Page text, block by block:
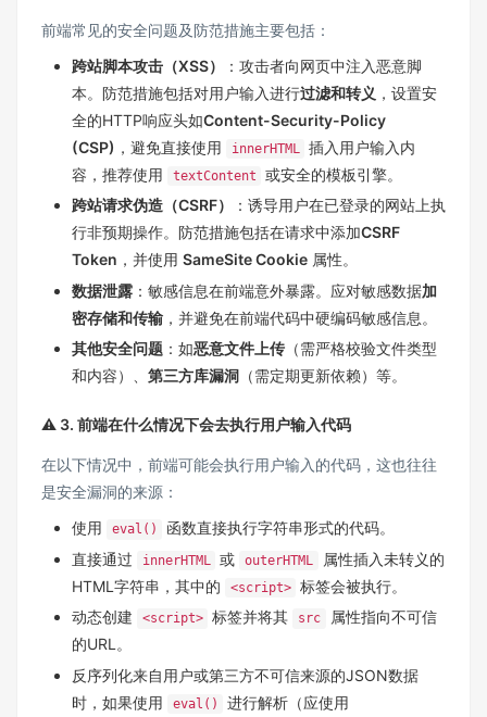
前端常见的安全问题及防范措施主要包括：
跨站脚本攻击（XSS）
：攻击者向网页中注入恶意脚
本。防范措施包括对用户输入进行过滤和转义 ，设置安
全的HTTP响应头如Content-Security-Policy
(CSP) ，避免直接使用 innerHTML 插入用户输入内
容，推荐使用
textContent
或安全的模板引擎。
跨站请求伪造（CSRF）
：诱导用户在已登录的网站上执
行非预期操作。防范措施包括在请求中添加CSRF
Token ，并使用 SameSite Cookie 属性。
数据泄露 ：敏感信息在前端意外暴露。应对敏感数据加
密存储和传输 ，并避免在前端代码中硬编码敏感信息。
其他安全问题 ：如恶意文件上传 （需严格校验文件类型
和内容）、 第三方库漏洞 （需定期更新依赖）等。
⚠️ 3. 前端在什么情况下会去执行用户输入代码
在以下情况中，前端可能会执行用户输入的代码，这也往往
是安全漏洞的来源：
使用
eval()
函数直接执行字符串形式的代码。
直接通过
innerHTML 或 outerHTML
属性插入未转义的
HTML字符串，其中的
<script> 标签会被执行。
动态创建
<script> 标签并将其 src
属性指向不可信
的URL。
反序列化来自用户或第三方不可信来源的JSON数据
时，如果使用
eval() 进行解析（应使用